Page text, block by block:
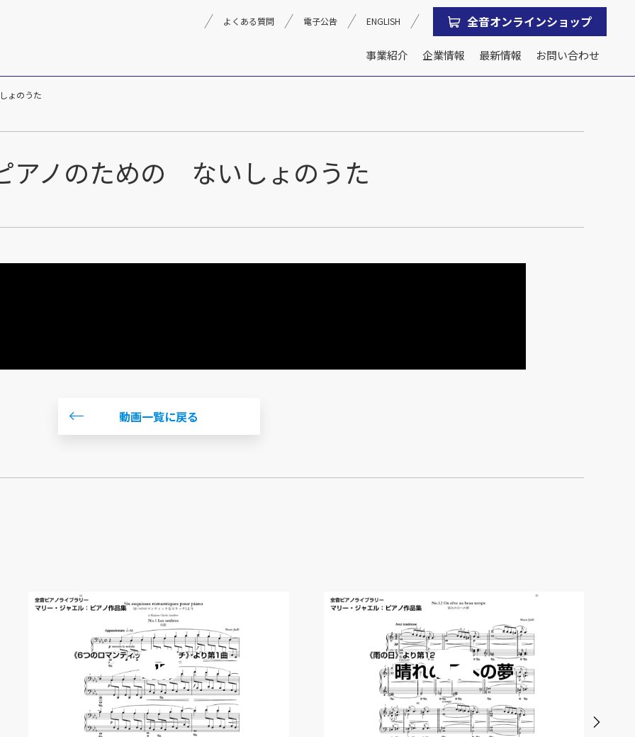
事業紹介
音楽教育
文化箏音楽振興会
企業情報 最新情報 お問い合わせ
よくある質問 電子公告 ENGLISH 全音オンラインショップ
ょのうた
アノのための ないしょのうた
動画一覧に戻る